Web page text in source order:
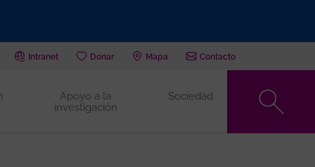
Intranet Donar Mapa Contacto
Apoyo a la
investigación
Sociedad